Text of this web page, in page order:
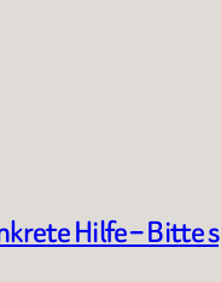
Hilfe – Bitte